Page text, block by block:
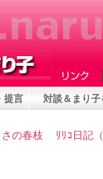
提言 対談＆まり子
ﾘﾘｺ日記
の春枝